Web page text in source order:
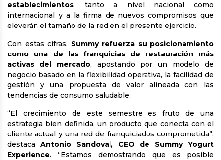
establecimientos, tanto a nivel nacional como
internacional y a la firma de nuevos compromisos que
eleverán el tamaño de la red en el presente ejercicio.
Con estas cifras, Summy refuerza su posicionamiento
como una de las franquicias de restauración más
activas del mercado, apostando por un modelo de
negocio basado en la flexibilidad operativa, la facilidad de
gestión y una propuesta de valor alineada con las
tendencias de consumo saludable.
“El crecimiento de este semestre es fruto de una
estrategia bien definida, un producto que conecta con el
cliente actual y una red de franquiciados comprometida”,
destaca Antonio Sandoval, CEO de Summy Yogurt
Experience. “Estamos demostrando que es posible